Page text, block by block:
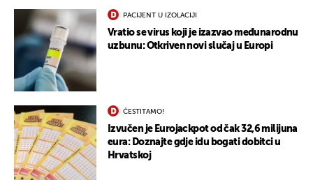
PACIJENT U IZOLACIJI
Vratio se virus koji je izazvao međunarodnu
uzbunu: Otkriven novi slučaj u Europi
ČESTITAMO!
Izvučen je Eurojackpot od čak 32,6 milijuna
eura: Doznajte gdje idu bogati dobitci u
Hrvatskoj